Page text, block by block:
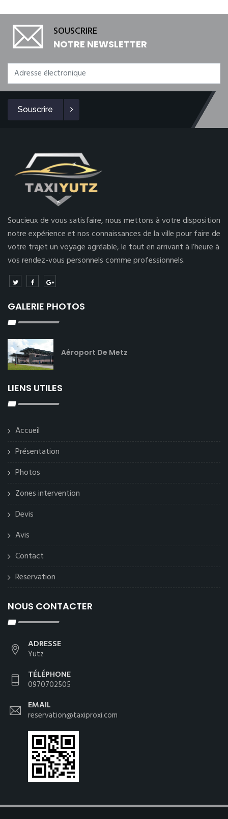
SOUSCRIRE
NOTRE NEWSLETTER
Souscrire
Soucieux de vous satisfaire, nous mettons à votre disposition
notre expérience et nos connaissances de la ville pour faire de
votre trajet un voyage agréable, le tout en arrivant à l’heure à
vos rendez-vous personnels comme professionnels.
GALERIE PHOTOS
Aéroport De Metz
LIENS UTILES
Accueil
Présentation
Photos
Zones intervention
Devis
Avis
Contact
Reservation
NOUS CONTACTER
ADRESSE
Yutz
TÉLÉPHONE
0970702505
EMAIL
reservation@taxiproxi.com